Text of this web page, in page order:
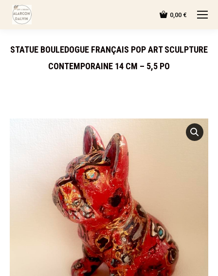
0,00 €
STATUE BOULEDOGUE FRANÇAIS POP ART SCULPTURE
CONTEMPORAINE 14 CM – 5,5 PO